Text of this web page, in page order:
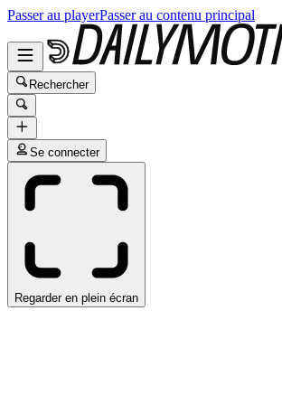
Passer au playerPasser au contenu principal
Rechercher
Se connecter
Regarder en plein écran